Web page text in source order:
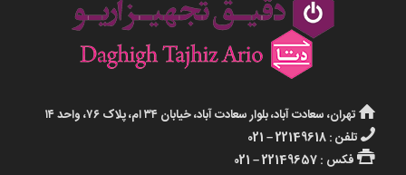
تهران، سعادت آباد، بلوار سعادت آباد، خیابان ۳۴ ام، پلاک ۷۶، واحد ۱۴
تلفن : 22149618 – 021
فکس : 22149657 – 021